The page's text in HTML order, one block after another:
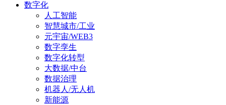
数字化
人工智能
智慧城市/工业
元宇宙/WEB3
数字孪生
数字化转型
大数据/中台
数据治理
机器人/无人机
新能源